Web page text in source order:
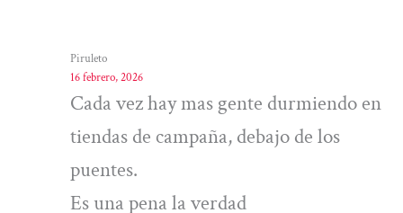
Piruleto
16 febrero, 2026
Cada vez hay mas gente durmiendo en
tiendas de campaña, debajo de los
puentes.
Es una pena la verdad